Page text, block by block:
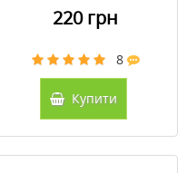
220 грн
8
Купити